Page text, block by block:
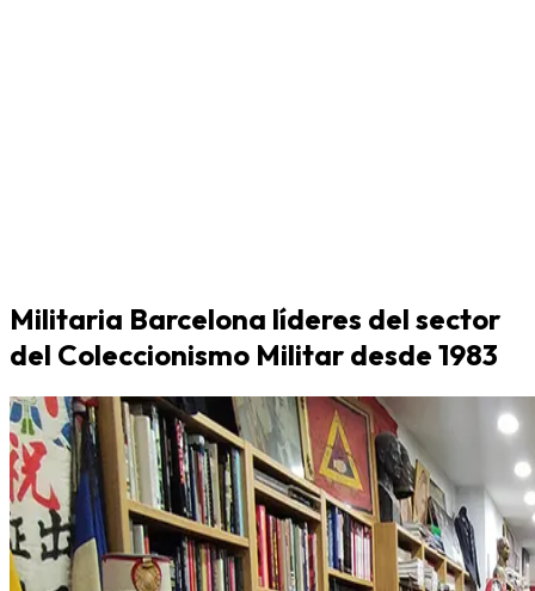
Militaria Barcelona líderes del sector
del Coleccionismo Militar desde 1983